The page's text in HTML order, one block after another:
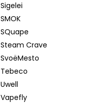
Sigelei
SMOK
SQuape
Steam Crave
SvoëMesto
Tebeco
Uwell
Vapefly